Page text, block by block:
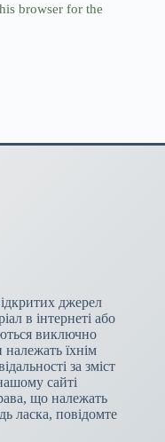
browser for the
джерел
в інтернеті або
виключно
їхнім
за зміст
сайті
що належать
ласка, повідомте